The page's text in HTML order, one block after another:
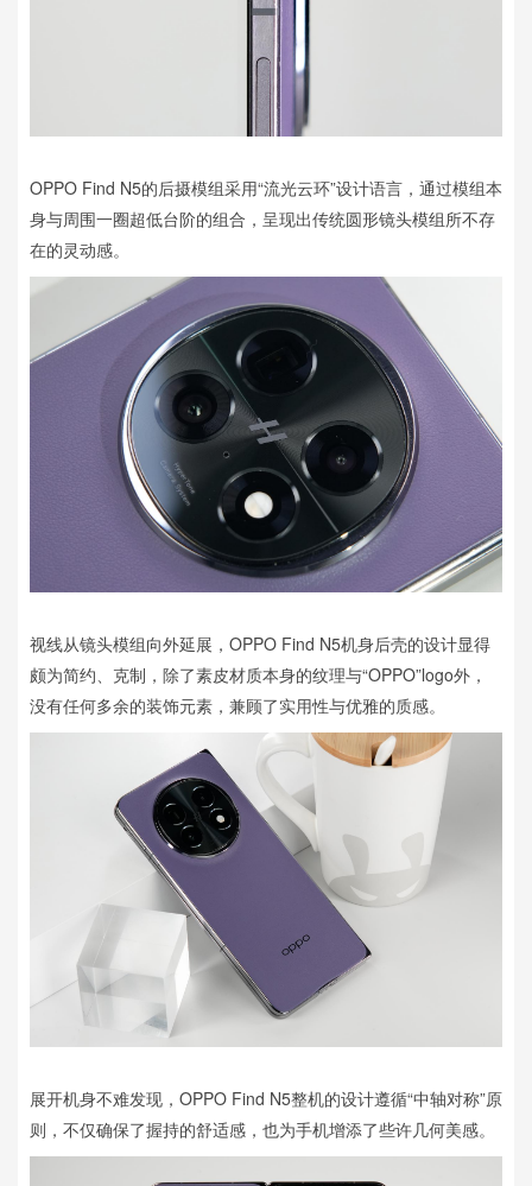
OPPO Find N5的后摄模组采用“流光云环”设计语言，通过模组本
身与周围一圈超低台阶的组合，呈现出传统圆形镜头模组所不存
在的灵动感。
视线从镜头模组向外延展，OPPO Find N5机身后壳的设计显得
颇为简约、克制，除了素皮材质本身的纹理与“OPPO”logo外，
没有任何多余的装饰元素，兼顾了实用性与优雅的质感。
展开机身不难发现，OPPO Find N5整机的设计遵循“中轴对称”原
则，不仅确保了握持的舒适感，也为手机增添了些许几何美感。